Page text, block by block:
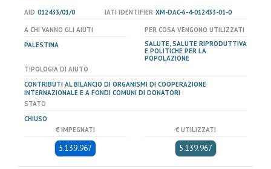
AID 012433/01/0 IATI IDENTIFIER XM-DAC-6-4-012433-01-0
A CHI VANNO GLI AIUTI
PALESTINA
PER COSA VENGONO UTILIZZATI
SALUTE, SALUTE RIPRODUTTIVA
E POLITICHE PER LA
POPOLAZIONE
TIPOLOGIA DI AIUTO
CONTRIBUTI AL BILANCIO DI ORGANISMI DI COOPERAZIONE
INTERNAZIONALE E A FONDI COMUNI DI DONATORI
STATO
CHIUSO
€ IMPEGNATI
5.139.967
€ UTILIZZATI
5.139.967